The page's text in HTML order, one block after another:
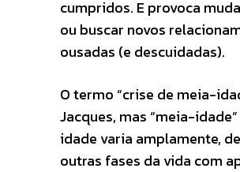
cumpridos. E provoca
ou buscar novos
ousadas (e descuidadas).
O termo “crise de meia-
Jacques, mas “meia-
idade varia amplamente,
outras fases da vida com